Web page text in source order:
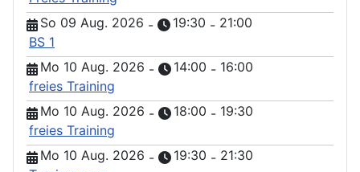
So 09 Aug. 2026 - 19:30 - 21:00
BS 1
Mo 10 Aug. 2026 - 14:00 - 16:00
freies Training
Mo 10 Aug. 2026 - 18:00 - 19:30
freies Training
Mo 10 Aug. 2026 - 19:30 - 21:30